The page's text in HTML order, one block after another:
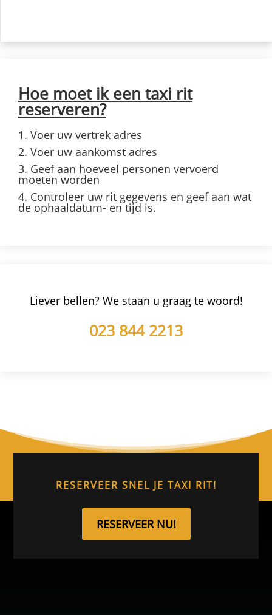
Hoe moet ik een taxi rit
reserveren?
1. Voer uw vertrek adres
2. Voer uw aankomst adres
3. Geef aan hoeveel personen vervoerd
moeten worden
4. Controleer uw rit gegevens en geef aan wat
de ophaaldatum- en tijd is.
Liever bellen? We staan u graag te woord!
023 844 2213
RESERVEER SNEL JE TAXI RIT!
RESERVEER NU!